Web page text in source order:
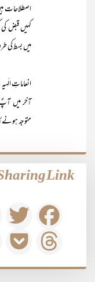
کہیں قبض
میں بسط کی
سورۃ
انعاماتِ
آخر میں
متوجہ ہونے
Link